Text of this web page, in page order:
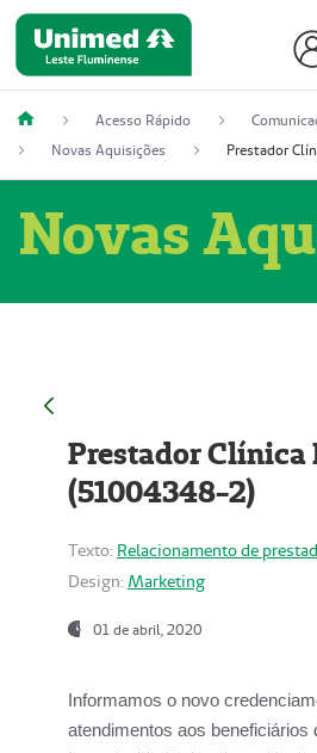
Acesso Rápido
Novas Aquisições
Novas
Prestador Clínica
(51004348-2)
Texto: Relacionamento de
Design: Marketing
01 de abril, 2020
Informamos o novo
atendimentos aos beneficiários